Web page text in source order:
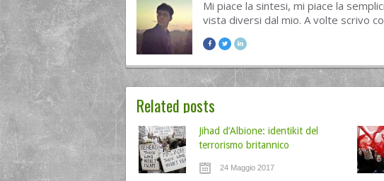
Mi piace la sintesi, mi piace la
vista diversi dal mio. A volte scrivo
Related posts
Jihad d’Albione: identikit del
terrorismo britannico
24 Maggio 2017